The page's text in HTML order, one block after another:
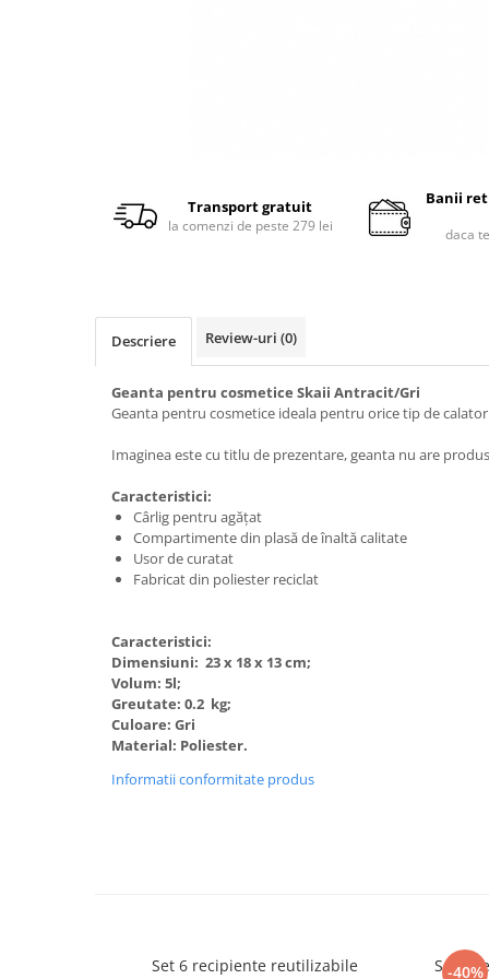
Transport gratuit
la comenzi de peste 279 lei
Banii
daca
Descriere Review-uri (0)
Geanta pentru cosmetice Skaii Antracit/Gri
Geanta pentru cosmetice ideala pentru orice tip de
Imaginea este cu titlu de prezentare, geanta nu are
Caracteristici:
Cârlig pentru agățat
Compartimente din plasă de înaltă calitate
Usor de curatat
Fabricat din poliester reciclat
Caracteristici:
Dimensiuni: 23 x 18 x 13 cm;
Volum: 5l;
Greutate: 0.2 kg;
Culoare: Gri
Material: Poliester.
Informatii conformitate produs
Set 6 recipiente reutilizabile -40%
Set 3